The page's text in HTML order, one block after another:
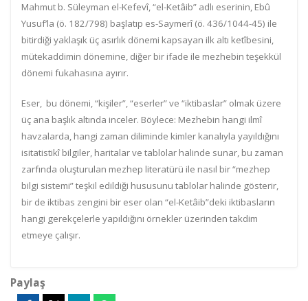
Mahmut b. Süleyman el-Kefevî, “el-Ketâib” adlı eserinin, Ebû
Yusuf’la (ö. 182/798) başlatıp es-Saymerî (ö. 436/1044-45) ile
bitirdiği yaklaşık üç asırlık dönemi kapsayan ilk altı ketîbesini,
mütekaddimin dönemine, diğer bir ifade ile mezhebin teşekkül
dönemi fukahasına ayırır.
Eser, bu dönemi, “kişiler”, “eserler” ve “iktibaslar” olmak üzere
üç ana başlık altında inceler. Böylece: Mezhebin hangi ilmî
havzalarda, hangi zaman diliminde kimler kanalıyla yayıldığını
isitatistikî bilgiler, haritalar ve tablolar halinde sunar, bu zaman
zarfında oluşturulan mezhep literatürü ile nasıl bir “mezhep
bilgi sistemi” teşkil edildiği hususunu tablolar halinde gösterir,
bir de iktibas zengini bir eser olan “el-Ketâib”deki iktibasların
hangi gerekçelerle yapıldığını örnekler üzerinden takdim
etmeye çalışır.
Paylaş